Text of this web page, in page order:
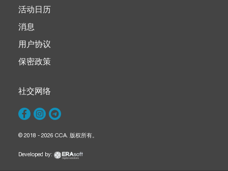
活动日历
消息
用户协议
保密政策
社交网络
© 2018 - 2026 CCA. 版权所有。
Developed by: